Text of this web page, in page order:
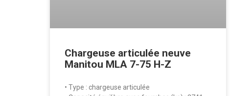
Chargeuse articulée neuve
Manitou MLA 7-75 H-Z
• Type : chargeuse articulée